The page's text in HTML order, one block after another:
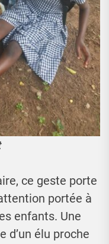
ce geste porte
portée à
enfants. Une
d’un élu proche